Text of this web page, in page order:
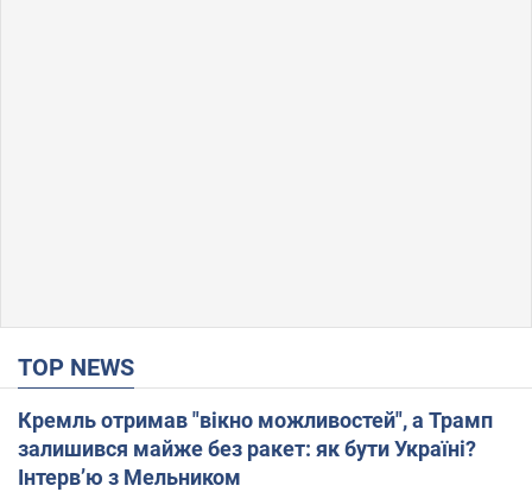
TOP NEWS
Кремль отримав "вікно можливостей", а Трамп
залишився майже без ракет: як бути Україні?
Інтерв’ю з Мельником